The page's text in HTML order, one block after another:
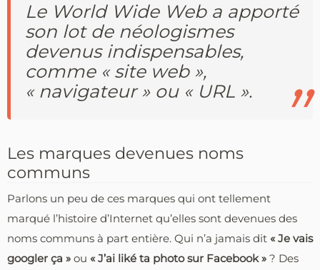
Le World Wide Web a apporté
son lot de néologismes
devenus indispensables,
comme « site web »,
« navigateur » ou « URL ».
Les marques devenues noms
communs
Parlons un peu de ces marques qui ont tellement
marqué l’histoire d’Internet qu’elles sont devenues des
noms communs à part entière. Qui n’a jamais dit « Je vais
googler ça » ou « J’ai liké ta photo sur Facebook » ? Des